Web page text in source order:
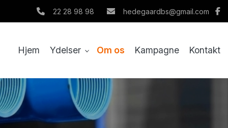
22 28 98 98 hedegaardbs@gmail.com
Hjem Ydelser Om os Kampagne Kontakt